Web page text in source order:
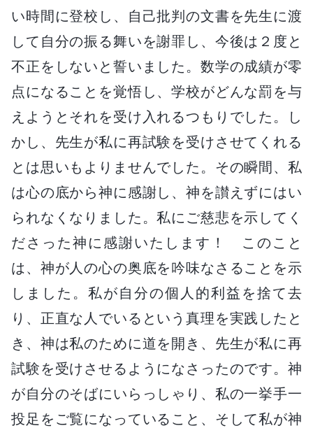
い時間に登校し、自己批判の文書を先生に渡
して自分の振る舞いを謝罪し、今後は２度と
不正をしないと誓いました。数学の成績が零
点になることを覚悟し、学校がどんな罰を与
えようとそれを受け入れるつもりでした。し
かし、先生が私に再試験を受けさせてくれる
とは思いもよりませんでした。その瞬間、私
は心の底から神に感謝し、神を讃えずにはい
られなくなりました。私にご慈悲を示してく
ださった神に感謝いたします！ このこと
は、神が人の心の奥底を吟味なさることを示
しました。私が自分の個人的利益を捨て去
り、正直な人でいるという真理を実践したと
き、神は私のために道を開き、先生が私に再
試験を受けさせるようになさったのです。神
が自分のそばにいらっしゃり、私の一挙手一
投足をご覧になっていること、そして私が神